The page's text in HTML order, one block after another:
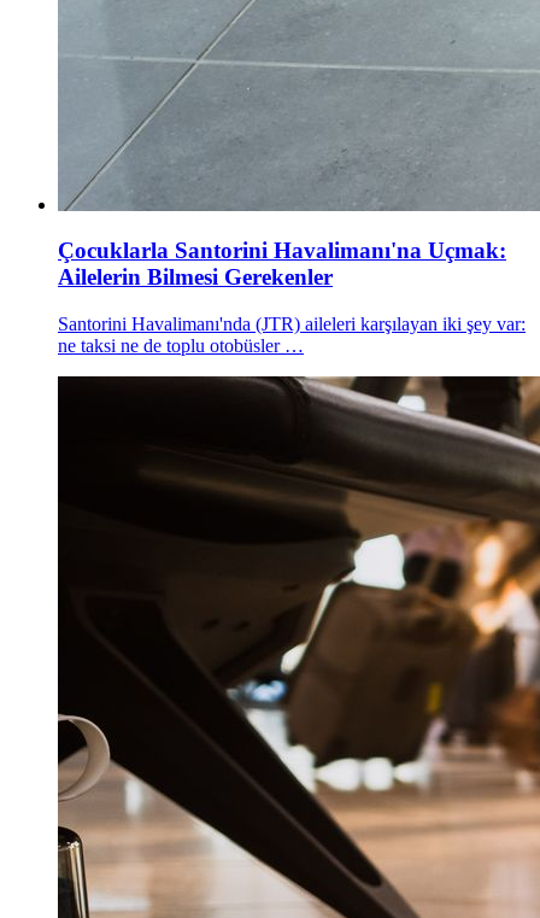
Çocuklarla Santorini Havalimanı'na Uçmak:
Ailelerin Bilmesi Gerekenler
Santorini Havalimanı'nda (JTR) aileleri karşılayan iki şey var:
ne taksi ne de toplu otobüsler …